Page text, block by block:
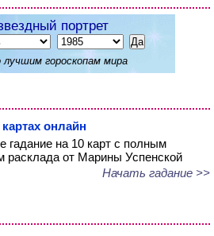
портрет
гороскопам мира
онлайн
гадание на 10 карт с полным
расклада от Марины Успенской
Начать гадание >>